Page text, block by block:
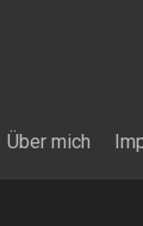
Über mich